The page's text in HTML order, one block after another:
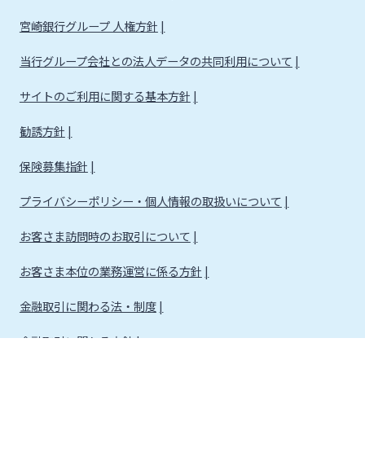
宮崎銀行グループ 人権方針
当行グループ会社との法人データの共同利用について
サイトのご利用に関する基本方針
勧誘方針
保険募集指針
プライバシーポリシー・個人情報の取扱いについて
お客さま訪問時のお取引について
お客さま本位の業務運営に係る方針
金融取引に関わる法・制度
金融取引に関わる方針